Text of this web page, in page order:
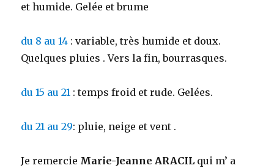
et humide. Gelée et brume
du 8 au 14 : variable, très humide et doux.
Quelques pluies . Vers la fin, bourrasques.
du 15 au 21 : temps froid et rude. Gelées.
du 21 au 29: pluie, neige et vent .
Je remercie Marie-Jeanne ARACIL qui m’ a